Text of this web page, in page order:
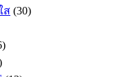
ส (30)